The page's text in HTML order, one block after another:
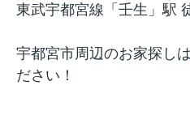
東武宇都宮線「壬生」駅
宇都宮市周辺のお家探しは
ださい！